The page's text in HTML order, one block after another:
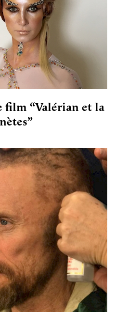
film “Valérian et la